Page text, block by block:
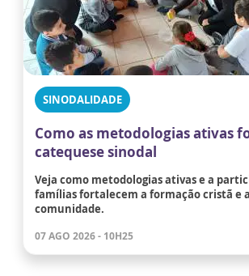
SINODALIDADE
Como as metodologias ativas
catequese sinodal
Veja como metodologias ativas e a
famílias fortalecem a formação cristã e
comunidade.
07 AGO 2026 - 10H25